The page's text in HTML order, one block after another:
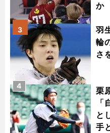
か
羽
輪
さ
3
栗
と
手
4